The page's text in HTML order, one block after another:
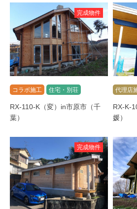
完成物件
コラボ施工 住宅・別荘
RX-110-K（変）in市原市（千
葉）
代理店
RX-K-
媛）
完成物件